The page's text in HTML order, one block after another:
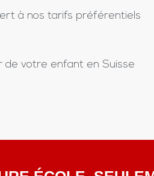
à nos tarifs préférentiels
de votre enfant en Suisse